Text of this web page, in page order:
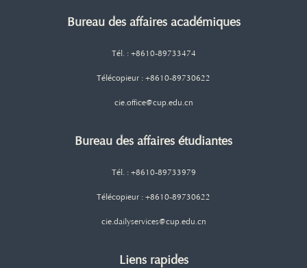
Bureau des affaires académiques
Tél. : +8610-89733474
Télécopieur : +8610-89730622
cie.office@cup.edu.cn
Bureau des affaires étudiantes
Tél. : +8610-89733979
Télécopieur : +8610-89730622
cie.dailyservices@cup.edu.cn
Liens rapides